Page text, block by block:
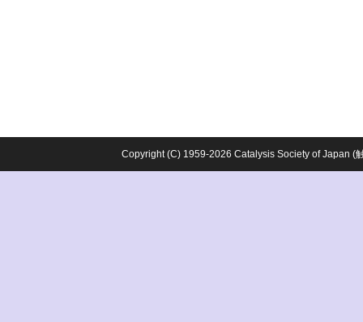
Copyright (C) 1959-2026 Catalysis Society of Japan (